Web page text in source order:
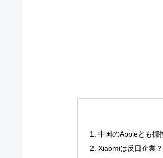
中国のAppleとも揶
Xiaomiは反日企業